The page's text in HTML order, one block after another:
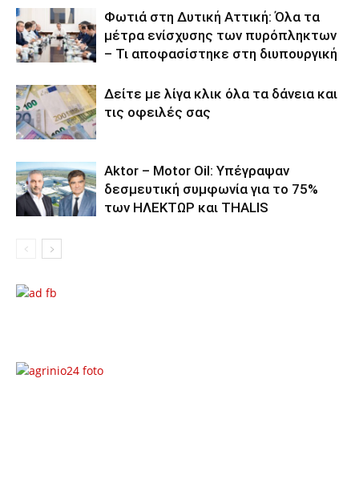
Φωτιά στη Δυτική Αττική: Όλα τα
μέτρα ενίσχυσης των πυρόπληκτων
– Τι αποφασίστηκε στη διυπουργική
Δείτε με λίγα κλικ όλα τα δάνεια και
τις οφειλές σας
Aktor – Motor Oil: Υπέγραψαν
δεσμευτική συμφωνία για το 75%
των ΗΛΕΚΤΩΡ και THALIS